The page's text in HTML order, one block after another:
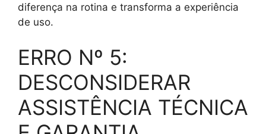
diferença na rotina e transforma a experiência
de uso.
ERRO Nº 5:
DESCONSIDERAR
ASSISTÊNCIA TÉCNICA